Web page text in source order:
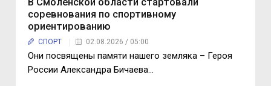
В Смоленской области стартовали
соревнования по спортивному
ориентированию
СПОРТ 02.08.2026 / 05:00
Они посвящены памяти нашего земляка – Героя
России Александра Бичаева...